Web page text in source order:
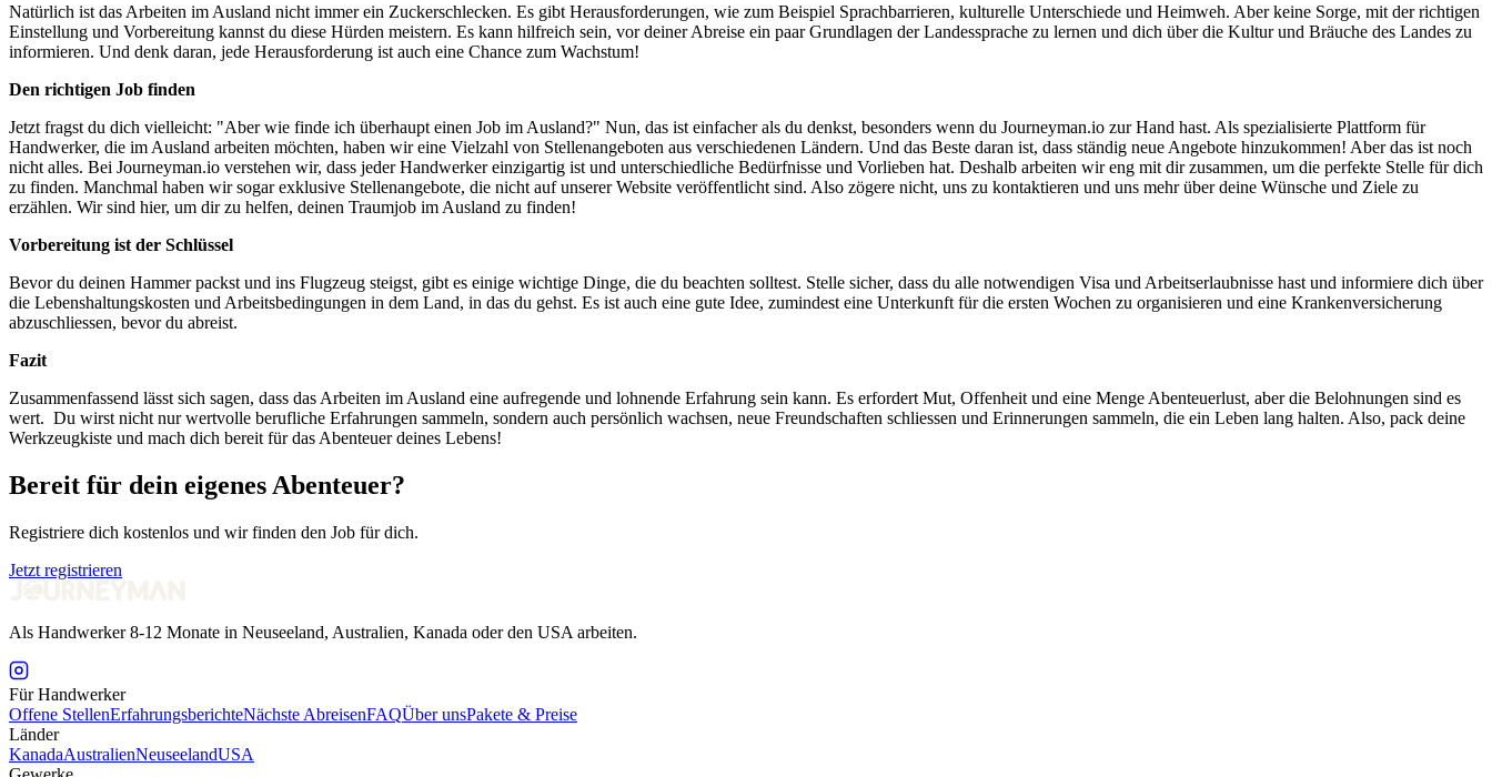
Natürlich ist das Arbeiten im Ausland nicht immer ein Zuckerschlecken. Es gibt Herausforderungen, wie zum Beispiel Sprachbarrieren, kulturelle Unterschiede und Heimweh. Aber keine Sorge, mit der richtigen
Einstellung und Vorbereitung kannst du diese Hürden meistern. Es kann hilfreich sein, vor deiner Abreise ein paar Grundlagen der Landessprache zu lernen und dich über die Kultur und Bräuche des Landes zu
informieren. Und denk daran, jede Herausforderung ist auch eine Chance zum Wachstum!
Den richtigen Job finden
Jetzt fragst du dich vielleicht: "Aber wie finde ich überhaupt einen Job im Ausland?" Nun, das ist einfacher als du denkst, besonders wenn du Journeyman.io zur Hand hast. Als spezialisierte Plattform für
Handwerker, die im Ausland arbeiten möchten, haben wir eine Vielzahl von Stellenangeboten aus verschiedenen Ländern. Und das Beste daran ist, dass ständig neue Angebote hinzukommen! Aber das ist noch
nicht alles. Bei Journeyman.io verstehen wir, dass jeder Handwerker einzigartig ist und unterschiedliche Bedürfnisse und Vorlieben hat. Deshalb arbeiten wir eng mit dir zusammen, um die perfekte Stelle für dich
zu finden. Manchmal haben wir sogar exklusive Stellenangebote, die nicht auf unserer Website veröffentlicht sind. Also zögere nicht, uns zu kontaktieren und uns mehr über deine Wünsche und Ziele zu
erzählen. Wir sind hier, um dir zu helfen, deinen Traumjob im Ausland zu finden!
Vorbereitung ist der Schlüssel
Bevor du deinen Hammer packst und ins Flugzeug steigst, gibt es einige wichtige Dinge, die du beachten solltest. Stelle sicher, dass du alle notwendigen Visa und Arbeitserlaubnisse hast und informiere dich über
die Lebenshaltungskosten und Arbeitsbedingungen in dem Land, in das du gehst. Es ist auch eine gute Idee, zumindest eine Unterkunft für die ersten Wochen zu organisieren und eine Krankenversicherung
abzuschliessen, bevor du abreist.
Fazit
Zusammenfassend lässt sich sagen, dass das Arbeiten im Ausland eine aufregende und lohnende Erfahrung sein kann. Es erfordert Mut, Offenheit und eine Menge Abenteuerlust, aber die Belohnungen sind es
wert. Du wirst nicht nur wertvolle berufliche Erfahrungen sammeln, sondern auch persönlich wachsen, neue Freundschaften schliessen und Erinnerungen sammeln, die ein Leben lang halten. Also, pack deine
Werkzeugkiste und mach dich bereit für das Abenteuer deines Lebens!
Bereit für dein eigenes Abenteuer?
Registriere dich kostenlos und wir finden den Job für dich.
Jetzt registrieren
Als Handwerker 8-12 Monate in Neuseeland, Australien, Kanada oder den USA arbeiten.
Für Handwerker
Offene StellenErfahrungsberichteNächste AbreisenFAQÜber unsPakete & Preise
Länder
KanadaAustralienNeuseelandUSA